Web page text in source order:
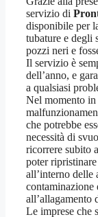
servizio di
disponibile per
tubature e degli
pozzi neri e
Il servizio è
dell’anno, e
a qualsiasi
Nel momento in
che potrebbe
necessità di
ricorrere subito
poter
all’interno delle
all’allagamento
Le imprese che